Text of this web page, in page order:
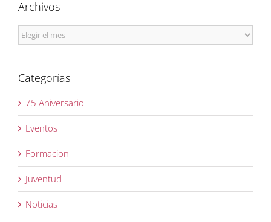
Archivos
Archivos
Categorías
75 Aniversario
Eventos
Formacion
Juventud
Noticias